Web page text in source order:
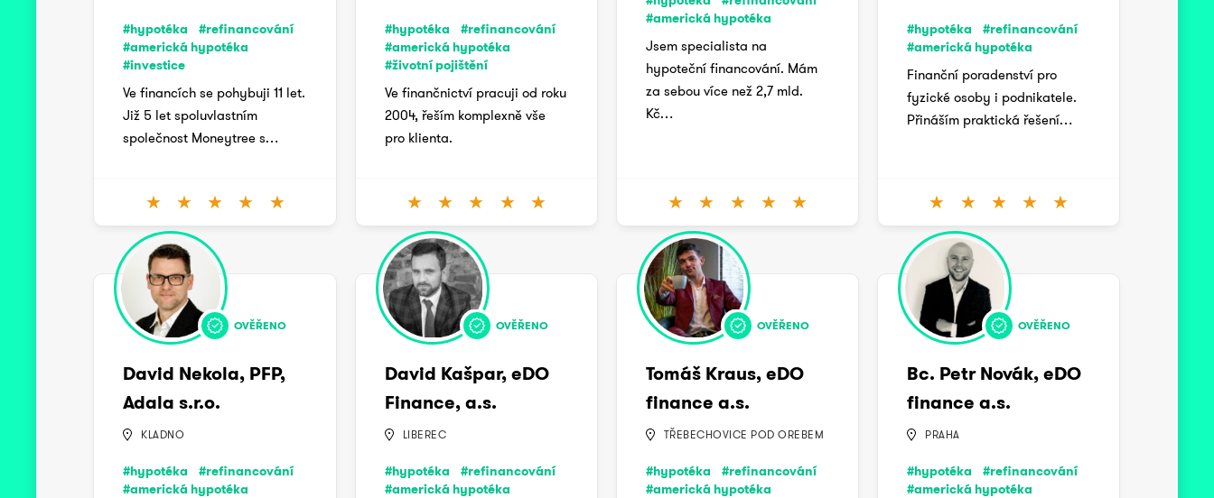
#hypotéka
#refinancování
#americká hypotéka
#investice
Ve financích se pohybuji 11 let.
Již 5 let spoluvlastním
společnost Moneytree s…
★ ★ ★ ★ ★
#hypotéka
#refinancování
#americká hypotéka
#životní pojištění
Ve finančnictví pracuji od roku
2004, řeším komplexně vše
pro klienta.
★ ★ ★ ★ ★
#americká hypotéka
Jsem specialista na
hypoteční financování. Mám
za sebou více než 2,7 mld.
Kč…
★ ★ ★ ★ ★
#hypotéka
#refinancování
#americká hypotéka
Finanční poradenství pro
fyzické osoby i podnikatele.
Přináším praktická řešení…
★ ★ ★ ★ ★
OVĚŘENO
David Nekola, PFP,
Adala s.r.o.
KLADNO
#hypotéka
#refinancování
#americká hypotéka
OVĚŘENO
David Kašpar, eDO
Finance, a.s.
LIBEREC
#hypotéka
#refinancování
#americká hypotéka
OVĚŘENO
Tomáš Kraus, eDO
finance a.s.
TŘEBECHOVICE POD OREBEM
#hypotéka
#refinancování
#americká hypotéka
OVĚŘENO
Bc. Petr Novák, eDO
finance a.s.
PRAHA
#hypotéka
#refinancování
#americká hypotéka